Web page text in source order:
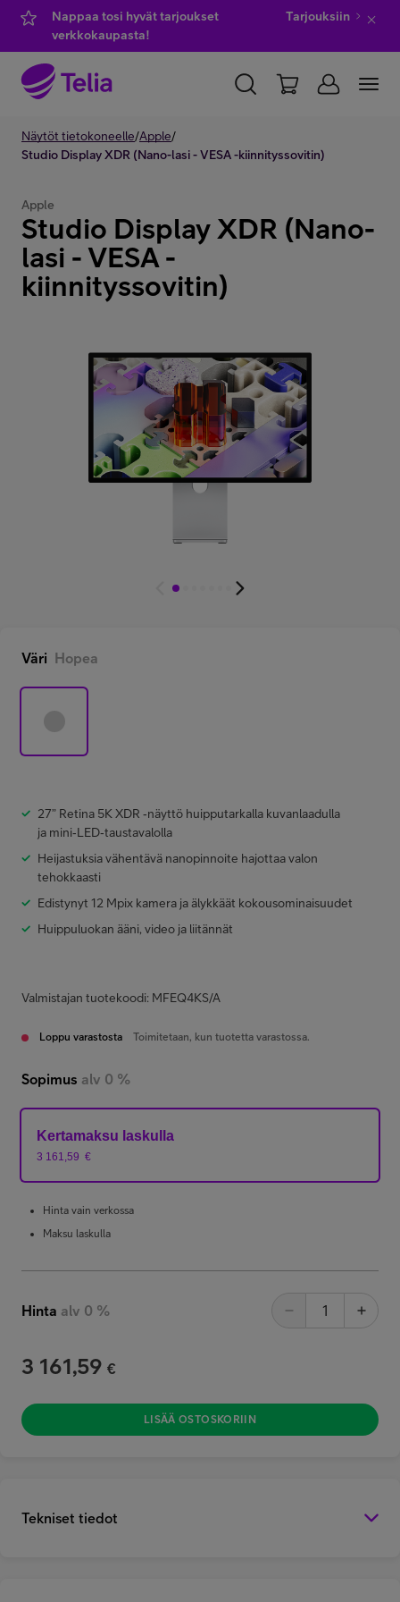
Nappaa tosi hyvät tarjoukset
verkkokaupasta!
Tarjouksiin
YKSITYISILLE YRITYKSILLE
Kauppa
IT-palvelut
Asiakastuki
Minun Telia Yrityksille
Inspiroidu
Näytöt tietokoneelle/Apple/
Studio Display XDR (Nano-lasi - VESA -kiinnityssovitin)
Apple
Studio Display XDR (Nano-
lasi - VESA -
kiinnityssovitin)
Väri Hopea
27” Retina 5K XDR ‑näyttö huipputarkalla kuvanlaadulla
ja mini‑LED‑taustavalolla
Heijastuksia vähentävä nanopinnoite hajottaa valon
tehokkaasti
Edistynyt 12 Mpix kamera ja älykkäät kokousominaisuudet
Huippuluokan ääni, video ja liitännät
Valmistajan tuotekoodi: MFEQ4KS/A
Loppu varastosta Toimitetaan, kun tuotetta varastossa.
Sopimus alv 0 %
Kertamaksu laskulla
3 161,59 €
Hinta vain verkossa
Maksu laskulla
Hinta alv 0 %
3 161,59 €
LISÄÄ OSTOSKORIIN
Tekniset tiedot